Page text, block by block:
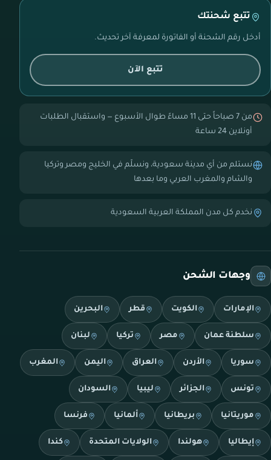
تتبع شحنتك
أدخل رقم الشحنة أو الفاتورة لمعرفة آخر تحديث.
تتبع الآن
من 7 صباحاً حتى 11 مساءً طوال الأسبوع — واستقبال الطلبات
أونلاين 24 ساعة
نستلم من أي مدينة سعودية، ونسلّم في الخليج ومصر وتركيا
والشام والمغرب العربي وما بعدها
نخدم كل مدن المملكة العربية السعودية
وجهات الشحن
الإمارات الكويت قطر البحرين
سلطنة عمان مصر تركيا لبنان
سوريا الأردن العراق اليمن المغرب
تونس الجزائر ليبيا السودان
موريتانيا بريطانيا ألمانيا فرنسا
إيطاليا هولندا الولايات المتحدة كندا